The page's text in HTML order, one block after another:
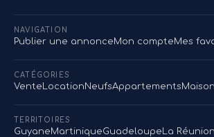
NAVIGATION
Publier une annonceMon compteMes
CATÉGORIES
Vente LocationNeufsAppartements
TERRITOIRES
GuyaneMartiniqueGuadeloupe La Réunion